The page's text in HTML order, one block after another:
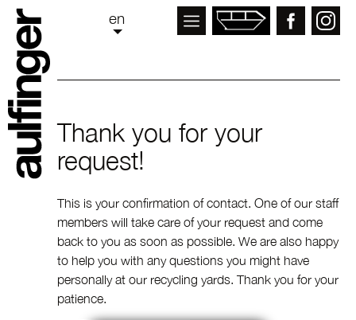
en
Thank you for your
request!
This is your confir­mation of contact. One of our staff
members will take care of your request and come
back to you as soon as possible. We are also happy
to help you with any questions you might have
personally at our recycling yards. Thank you for your
patience.